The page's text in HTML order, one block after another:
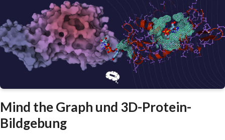
Mind the Graph und 3D-Protein-
Bildgebung